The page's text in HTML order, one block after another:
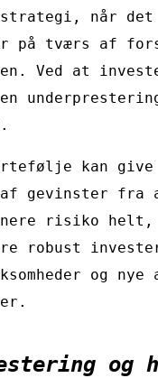
når
på tværs af
Ved at
kan
gevinster fra
risiko
robust
og
og